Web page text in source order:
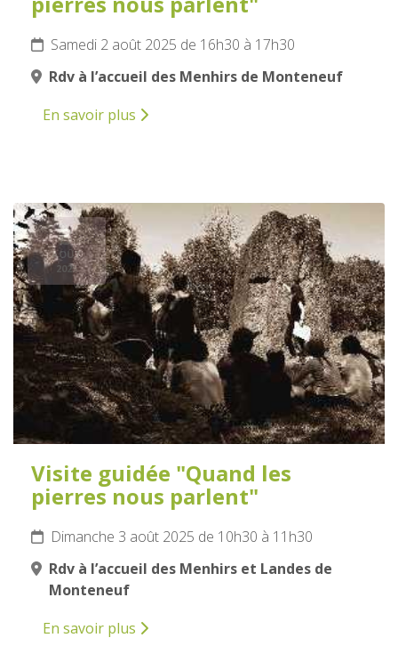
Samedi 2 août 2025 de 16h30 à 17h30
Rdv à l’accueil des Menhirs de Monteneuf
En savoir plus
3
AOÛT
2025
Visite guidée "Quand les
pierres nous parlent"
Dimanche 3 août 2025 de 10h30 à 11h30
Rdv à l’accueil des Menhirs et Landes de
Monteneuf
En savoir plus